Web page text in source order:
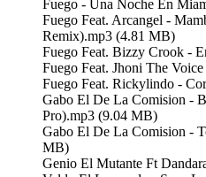
Fuego - Una Noche En
Fuego Feat. Arcangel -
Remix).mp3 (4.81 MB)
Fuego Feat. Bizzy Crook -
Fuego Feat. Jhoni The
Fuego Feat. Rickylindo -
Gabo El De La Comision -
Pro).mp3 (9.04 MB)
Gabo El De La Comision -
MB)
Genio El Mutante Ft